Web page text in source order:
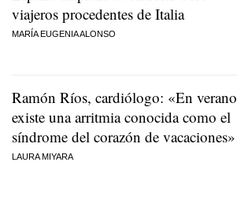
viajeros procedentes de Italia
MARÍA EUGENIA ALONSO
Ramón Ríos, cardiólogo: «En verano
existe una arritmia conocida como el
síndrome del corazón de vacaciones»
LAURA MIYARA